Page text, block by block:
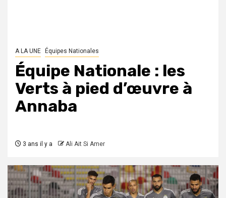
A LA UNE Équipes Nationales
Équipe Nationale : les
Verts à pied d’œuvre à
Annaba
3 ans il y a Ali Ait Si Amer